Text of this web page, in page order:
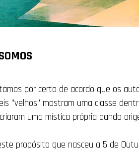
por certo de acordo que os
"velhos" mostram uma classe
uma mística própria dando
propósito que nasceu a 5 de